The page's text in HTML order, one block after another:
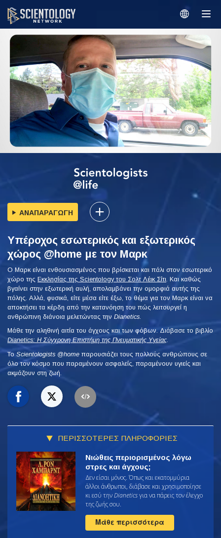
ΑΝΑΠΑΡΑΓΩΓΗ
Υπέροχος εσωτερικός και εξωτερικός
χώρος @home με τον Μαρκ
Ο Μαρκ είναι ενθουσιασμένος που βρίσκεται και πάλι στον εσωτερικό
χώρο της Εκκλησίας της Scientology του Σολτ Λέικ Σίτι . Και καθώς
βγαίνει στην εξωτερική αυλή, απολαμβάνει την ομορφιά αυτής της
πόλης. Αλλά, φυσικά, είτε μέσα είτε έξω, το θέμα για τον Μαρκ είναι να
αποκτήσει τα κέρδη από την κατανόηση του πώς λειτουργεί η
ανθρώπινη διάνοια μελετώντας την Dianetics
Μάθε την αληθινή αιτία του άγχους και των φόβων. Διάβασε το βιβλίο
Dianetics: Η Σύγχρονη Επιστήμη της Πνευματικής Υγείας.
To Scientologists @home παρουσιάζει τους πολλούς ανθρώπους σε
όλο τον κόσμο που παραμένουν ασφαλείς, παραμένουν υγιείς και
ακμάζουν στη ζωή.
ΠΕΡΙΣΣΟΤΕΡΕΣ ΠΛΗΡΟΦΟΡΙΕΣ
Νιώθεις περιορισμένος λόγω
στρες και άγχους;
Δεν είσαι μόνος. Όπως και εκατομμύρια
άλλοι άνθρωποι, διάβασε και χρησιμοποίησε
κι εσύ τηνDianeticsγια να πάρεις τον έλεγχο
της ζωής σου.
Μάθε περισσότερα